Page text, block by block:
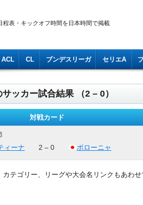
程表・キックオフ時間を日本時間で掲載
ACL CL ブンデスリーガ セリエA
ッカー試合結果 （2 – 0）
対戦カード
ィーナ
2 – 0 ボローニャ
テゴリー、リーグや大会名リンクもあわせ